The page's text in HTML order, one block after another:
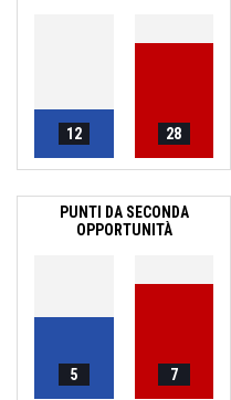
12 28
PUNTI DA SECONDA
OPPORTUNITÀ
5 7